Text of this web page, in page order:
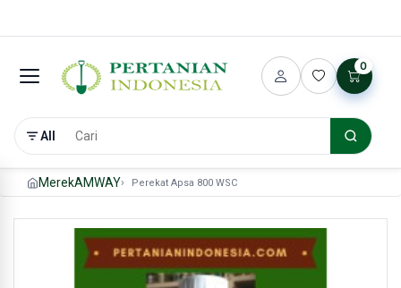
All
0
MerekAMWAY Perekat Apsa 800 WSC